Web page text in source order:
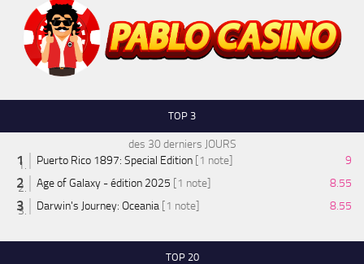
TOP 3
des 30 derniers JOURS
Puerto Rico 1897: Special Edition [1 note]
9
Age of Galaxy - édition 2025 [1 note]
8.55
Darwin's Journey: Oceania [1 note] 8.55
TOP 20